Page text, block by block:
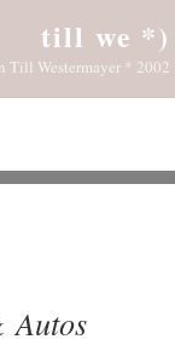
till we *)
Till Westermayer * 2002
Autos